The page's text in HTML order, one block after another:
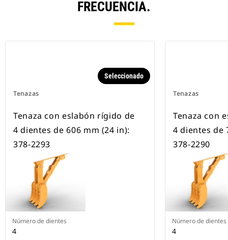
FRECUENCIA.
Tenazas
Seleccionado
Tenaza con eslabón rígido de
4 dientes de 606 mm (24 in):
378-2293
Número de dientes
4
Tenazas
Tenaza con
4 dientes de
378-2290
Número de dientes
4